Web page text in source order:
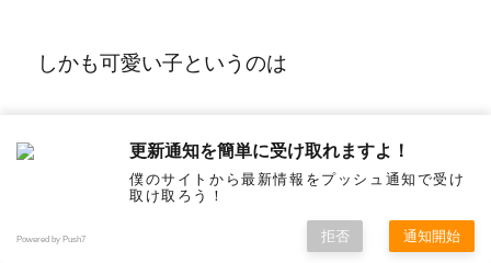
しかも可愛い子というのは
ほかの男が黙っていません。
更新通知を簡単に受け取れますよ！
僕のサイトから最新情報をプッシュ通知で受け
取け取ろう！
Powered by Push7 拒否 通知開始